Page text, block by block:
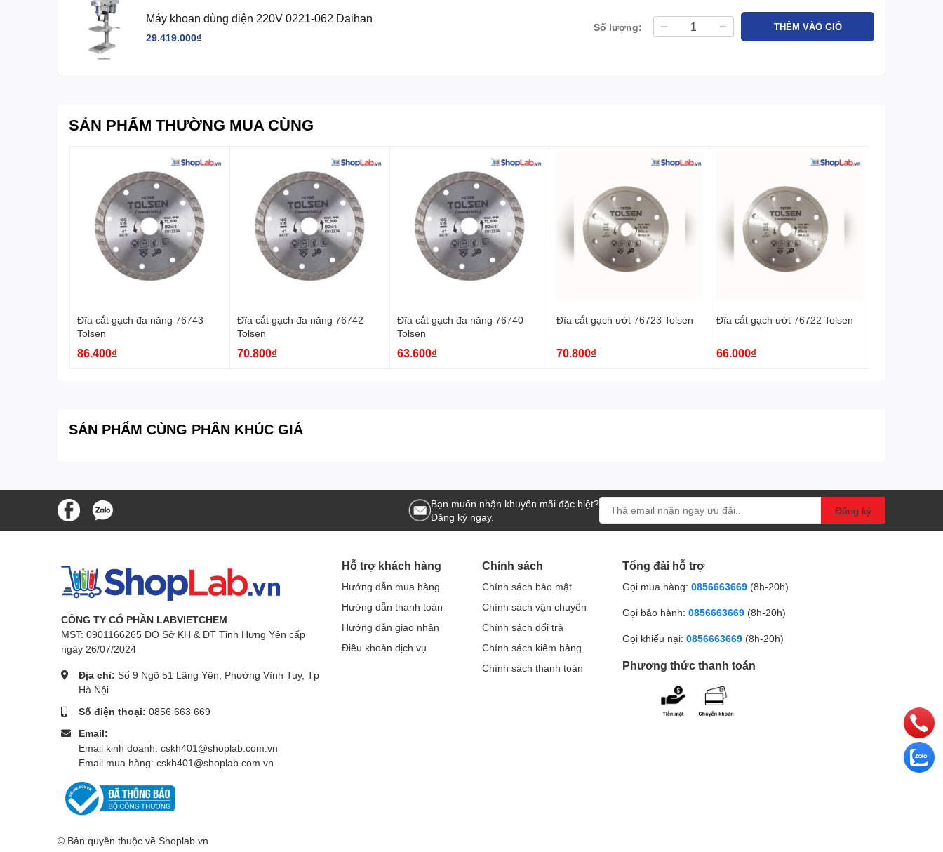
Máy khoan dùng điện 220V 0221-062 Daihan
29.419.000₫
Số lượng: THÊM VÀO GIỎ
SẢN PHẨM THƯỜNG MUA CÙNG
Đĩa cắt gạch đa năng 76743
Tolsen
86.400₫
Đĩa cắt gạch đa năng 76742
Tolsen
70.800₫
Đĩa cắt gạch đa năng 76740
Tolsen
63.600₫
Đĩa cắt gạch ướt 76723 Tolsen
70.800₫
Đĩa cắt gạch ướt 76722 Tolsen
66.000₫
SẢN PHẨM CÙNG PHÂN KHÚC GIÁ
Bạn muốn nhận khuyến mãi đặc biệt?
Đăng ký ngay.
Đăng ký
CÔNG TY CỔ PHẦN LABVIETCHEM
MST: 0901166265 DO Sở KH & ĐT Tỉnh Hưng Yên cấp
ngày 26/07/2024
Địa chỉ: Số 9 Ngõ 51 Lãng Yên, Phường Vĩnh Tuy, Tp
Hà Nội
Số điện thoại: 0856 663 669
Email:
Email kinh doanh: cskh401@shoplab.com.vn
Email mua hàng: cskh401@shoplab.com.vn
Hỗ trợ khách hàng
Hướng dẫn mua hàng
Hướng dẫn thanh toán
Hướng dẫn giao nhận
Điều khoản dịch vụ
Chính sách
Chính sách bảo mật
Chính sách vận chuyển
Chính sách đổi trả
Chính sách kiểm hàng
Chính sách thanh toán
Tổng đài hỗ trợ
Gọi mua hàng: 0856663669 (8h-20h)
Gọi bảo hành: 0856663669 (8h-20h)
Gọi khiếu nại: 0856663669 (8h-20h)
Phương thức thanh toán
© Bản quyền thuộc về Shoplab.vn